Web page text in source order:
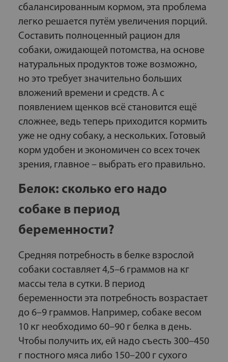
сбалансированным кормом, эта проблема
легко решается путём увеличения порций.
Составить полноценный рацион для
собаки, ожидающей потомства, на основе
натуральных продуктов тоже возможно,
но это требует значительно больших
вложений времени и средств. А с
появлением щенков всё становится ещё
сложнее, ведь теперь приходится кормить
уже не одну собаку, а нескольких. Готовый
корм удобен и экономичен со всех точек
зрения, главное – выбрать его правильно.
Белок: сколько его надо
собаке в период
беременности?
Средняя потребность в белке взрослой
собаки составляет 4,5–6 граммов на кг
массы тела в сутки. В период
беременности эта потребность возрастает
до 6–9 граммов. Например, собаке весом
10 кг необходимо 60–90 г белка в день.
Чтобы получить их, ей надо съесть 300–450
г постного мяса либо 150–200 г сухого